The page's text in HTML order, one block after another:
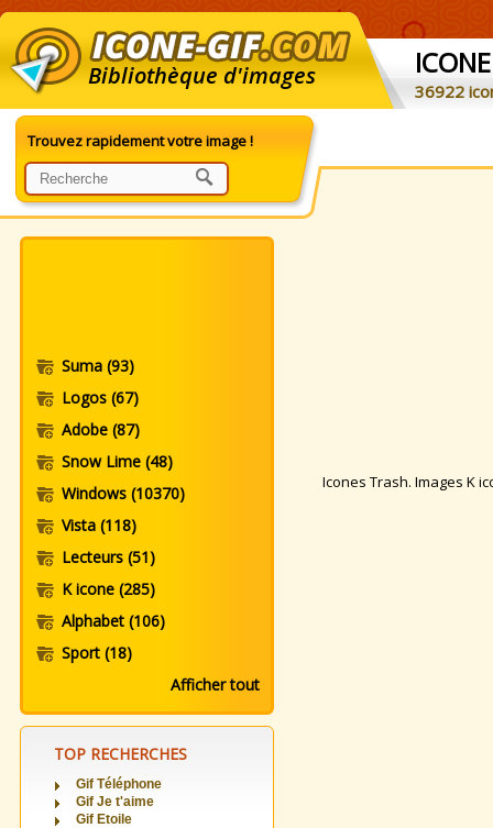
Bibliothèque d'images ICONE
36922
Trouvez rapidement votre image !
Suma (93)
Logos (67)
Adobe (87)
Snow Lime (48)
Windows (10370)
Vista (118)
Lecteurs (51)
K icone (285)
Alphabet (106)
Sport (18)
Afficher tout
TOP RECHERCHES
Gif Téléphone
Gif Je t'aime
Gif Etoile
Icones Trash. Images K